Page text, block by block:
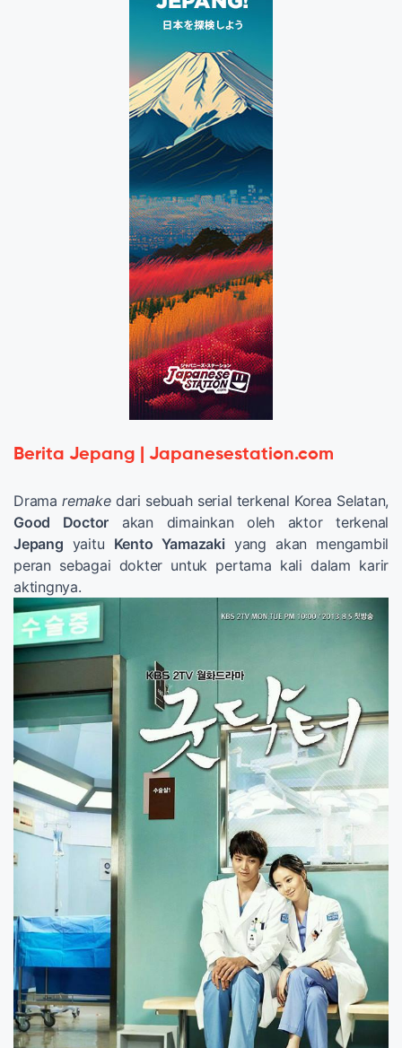
Berita Jepang | Japanesestation.com
Dramaremakedari sebuah serial terkenal Korea Selatan,
Good Doctor akan dimainkan oleh aktor terkenal
Jepang yaitu Kento Yamazaki yang akan mengambil
peran sebagai dokter untuk pertama kali dalam karir
aktingnya.